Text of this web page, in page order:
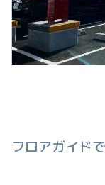
フロアガイドで